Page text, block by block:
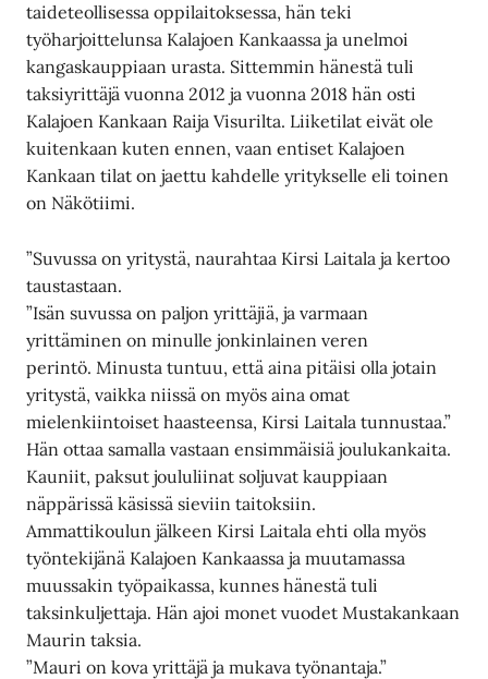
taideteollisessa oppilaitoksessa, hän teki
työharjoittelunsa Kalajoen Kankaassa ja unelmoi
kangaskauppiaan urasta. Sittemmin hänestä tuli
taksiyrittäjä vuonna 2012 ja vuonna 2018 hän osti
Kalajoen Kankaan Raija Visurilta. Liiketilat eivät ole
kuitenkaan kuten ennen, vaan entiset Kalajoen
Kankaan tilat on jaettu kahdelle yritykselle eli toinen
on Näkötiimi.
”Suvussa on yritystä, naurahtaa Kirsi Laitala ja kertoo
taustastaan.
”Isän suvussa on paljon yrittäjiä, ja varmaan
yrittäminen on minulle jonkinlainen veren
perintö. Minusta tuntuu, että aina pitäisi olla jotain
yritystä, vaikka niissä on myös aina omat
mielenkiintoiset haasteensa, Kirsi Laitala tunnustaa.”
Hän ottaa samalla vastaan ensimmäisiä joulukankaita.
Kauniit, paksut joululiinat soljuvat kauppiaan
näppärissä käsissä sieviin taitoksiin.
Ammattikoulun jälkeen Kirsi Laitala ehti olla myös
työntekijänä Kalajoen Kankaassa ja muutamassa
muussakin työpaikassa, kunnes hänestä tuli
taksinkuljettaja. Hän ajoi monet vuodet Mustakankaan
Maurin taksia.
”Mauri on kova yrittäjä ja mukava työnantaja.”